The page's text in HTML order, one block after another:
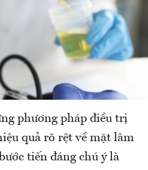
phương pháp điều trị
quả rõ rệt về mặt lâm
tiến đáng chú ý là